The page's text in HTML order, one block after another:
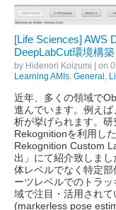
[Life Sciences] AWS
DeepLabCut環境構築
by Hidenori Koizumi | on
Learning AMIs, General ,
近年、多くの領域で
進んでいます。例え
析が挙げられます。
Rekognitionを利用し
Rekognition Custom
出」にて紹介致しま
体レベルでなく特定
ーツレベルでのトラ
域で注目・活用され
(markerless pose